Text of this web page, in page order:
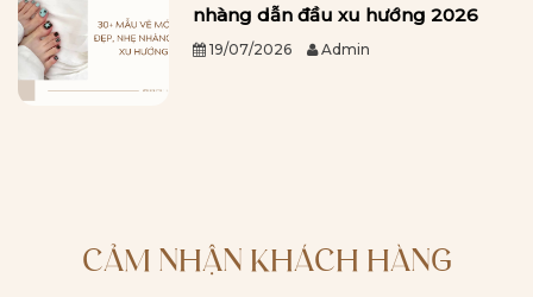
nhàng dẫn đầu xu hướng 2026
19/07/2026 Admin
CẢM NHẬN KHÁCH HÀNG